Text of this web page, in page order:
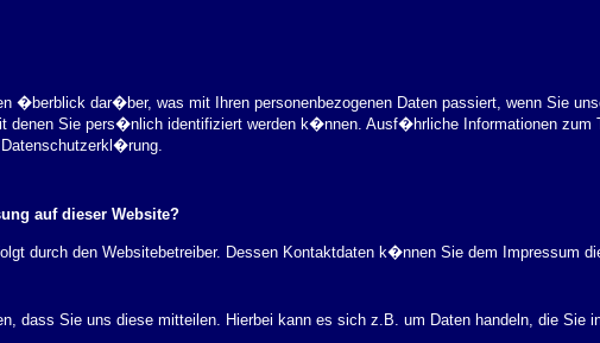
�berblick dar�ber, was mit Ihren personenbezogenen Daten passiert, wenn Sie
denen Sie pers�nlich identifiziert werden k�nnen. Ausf�hrliche Informationen zum
auf dieser Website?
durch den Websitebetreiber. Dessen Kontaktdaten k�nnen Sie dem Impressum
dass Sie uns diese mitteilen. Hierbei kann es sich z.B. um Daten handeln, die Sie